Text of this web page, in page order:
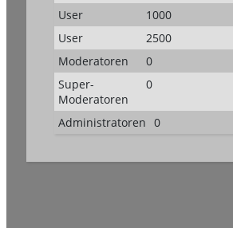
User
1000
User
2500
Moderatoren
0
Super-
Moderatoren
0
Administratoren 0